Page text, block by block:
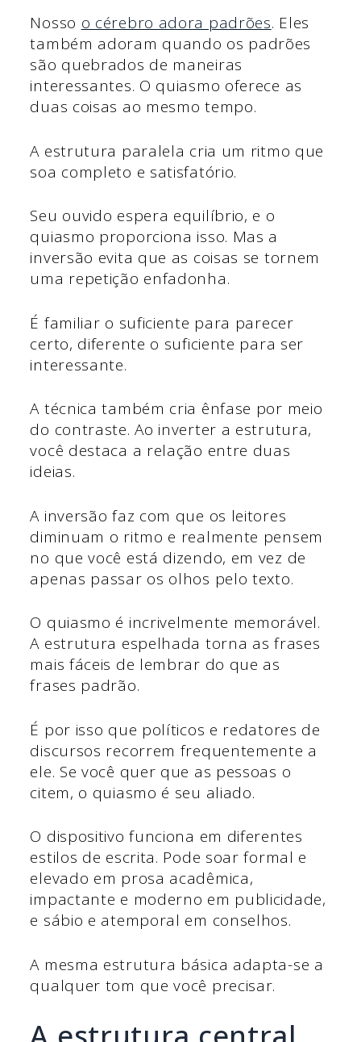
Nosso o cérebro adora padrões. Eles
também adoram quando os padrões
são quebrados de maneiras
interessantes. O quiasmo oferece as
duas coisas ao mesmo tempo.
A estrutura paralela cria um ritmo que
soa completo e satisfatório.
Seu ouvido espera equilíbrio, e o
quiasmo proporciona isso. Mas a
inversão evita que as coisas se tornem
uma repetição enfadonha.
É familiar o suficiente para parecer
certo, diferente o suficiente para ser
interessante.
A técnica também cria ênfase por meio
do contraste. Ao inverter a estrutura,
você destaca a relação entre duas
ideias.
A inversão faz com que os leitores
diminuam o ritmo e realmente pensem
no que você está dizendo, em vez de
apenas passar os olhos pelo texto.
O quiasmo é incrivelmente memorável.
A estrutura espelhada torna as frases
mais fáceis de lembrar do que as
frases padrão.
É por isso que políticos e redatores de
discursos recorrem frequentemente a
ele. Se você quer que as pessoas o
citem, o quiasmo é seu aliado.
O dispositivo funciona em diferentes
estilos de escrita. Pode soar formal e
elevado em prosa acadêmica,
impactante e moderno em publicidade,
e sábio e atemporal em conselhos.
A mesma estrutura básica adapta-se a
qualquer tom que você precisar.